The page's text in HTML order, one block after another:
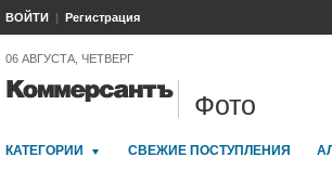
ВОЙТИ Регистрация
06 АВГУСТА, ЧЕТВЕРГ
Фото
КАТЕГОРИИ СВЕЖИЕ ПОСТУПЛЕНИЯ